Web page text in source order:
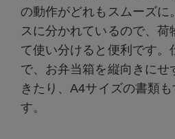
の動作がどれもスムーズに
スに分かれているので、荷
て使い分けると便利です。
で、お弁当箱を縦向きにせ
きたり、A4サイズの書類
す。